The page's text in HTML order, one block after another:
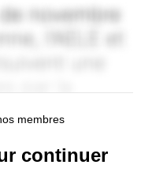
membres
continuer